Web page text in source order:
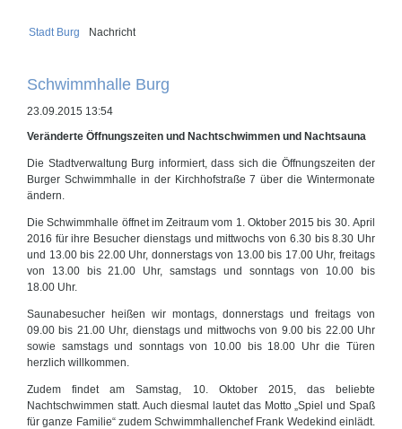
Stadt Burg Nachricht
Schwimmhalle Burg
23.09.2015 13:54
Veränderte Öffnungszeiten und Nachtschwimmen und Nachtsauna
Die Stadtverwaltung Burg informiert, dass sich die Öffnungszeiten der
Burger Schwimmhalle in der Kirchhofstraße 7 über die Wintermonate
ändern.
Die Schwimmhalle öffnet im Zeitraum vom 1. Oktober 2015 bis 30. April
2016 für ihre Besucher dienstags und mittwochs von 6.30 bis 8.30 Uhr
und 13.00 bis 22.00 Uhr, donnerstags von 13.00 bis 17.00 Uhr, freitags
von 13.00 bis 21.00 Uhr, samstags und sonntags von 10.00 bis
18.00 Uhr.
Saunabesucher heißen wir montags, donnerstags und freitags von
09.00 bis 21.00 Uhr, dienstags und mittwochs von 9.00 bis 22.00 Uhr
sowie samstags und sonntags von 10.00 bis 18.00 Uhr die Türen
herzlich willkommen.
Zudem findet am Samstag, 10. Oktober 2015, das beliebte
Nachtschwimmen statt. Auch diesmal lautet das Motto „Spiel und Spaß
für ganze Familie“ zudem Schwimmhallenchef Frank Wedekind einlädt.